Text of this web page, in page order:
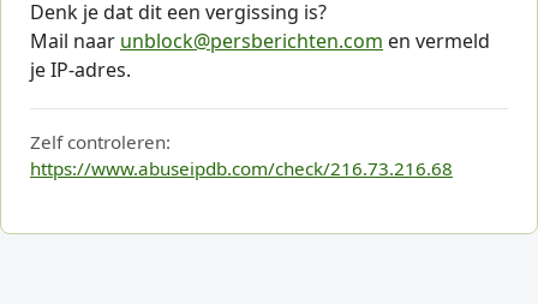
Denk je dat dit een vergissing is?
Mail naar unblock@persberichten.com en vermeld
je IP-adres.
Zelf controleren:
https://www.abuseipdb.com/check/216.73.216.68